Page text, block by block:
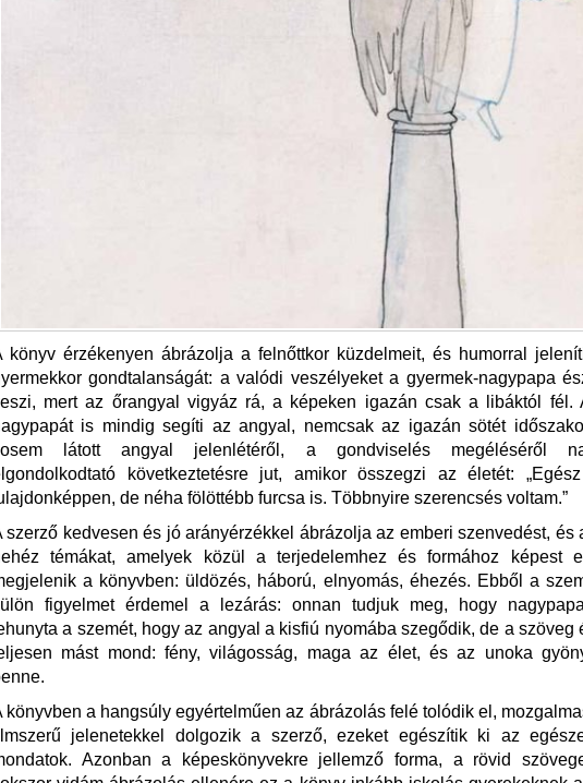
könyv érzékenyen ábrázolja a felnőttkor küzdelmeit, és humorral
gondtalanságát: a valódi veszélyeket a gyermek-nagypapa
mert az őrangyal vigyáz rá, a képeken igazán csak a libáktól fél.
is mindig segíti az angyal, nemcsak az igazán sötét
látott angyal jelenlétéről, a gondviselés megéléséről
következtetésre jut, amikor összegzi az életét:
de néha fölöttébb furcsa is. Többnyire szerencsés voltam.”
szerző kedvesen és jó arányérzékkel ábrázolja az emberi szenvedést, és
témákat, amelyek közül a terjedelemhez és formához képest
a könyvben: üldözés, háború, elnyomás, éhezés. Ebből a
figyelmet érdemel a lezárás: onnan tudjuk meg, hogy
a szemét, hogy az angyal a kisfiú nyomába szegődik, de a szöveg
mást mond: fény, világosság, maga az élet, és az unoka
könyvben a hangsúly egyértelműen az ábrázolás felé tolódik el,
jelenetekkel dolgozik a szerző, ezeket egészítik ki az
Azonban a képeskönyvekre jellemző forma, a rövid